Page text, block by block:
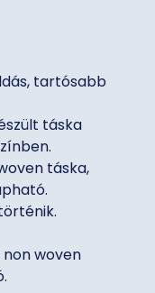
tartósabb
táska
táska,
woven